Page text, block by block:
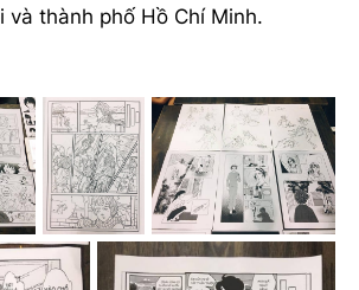
và thành phố Hồ Chí Minh.